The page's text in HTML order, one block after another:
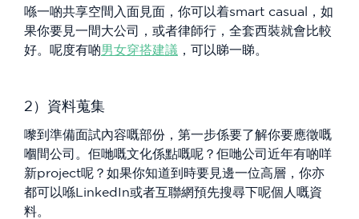
喺一啲共享空間入面見面，你可以着smart casual，如
果你要見一間大公司，或者律師行，全套西裝就會比較
好。呢度有啲男女穿搭建議 ，可以睇一睇。
2）資料蒐集
嚟到準備面試內容嘅部份，第一步係要了解你要應徵嘅
嗰間公司。佢哋嘅文化係點嘅呢？佢哋公司近年有啲咩
新project呢？如果你知道到時要見邊一位高層，你亦
都可以喺LinkedIn或者互聯網預先搜尋下呢個人嘅資
料。